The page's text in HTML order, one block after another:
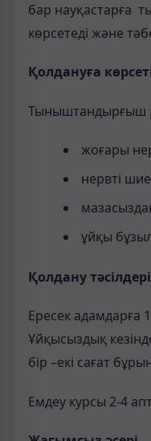
бар науқастарға
көрсетеді және
Қолдануға
Тыныштандырғыш
жоғары
нервті
ұйқы
Қолдану
Ересек адамдарға
Ұйқысыздық
бір –екі сағат
Емдеу курсы 2-4